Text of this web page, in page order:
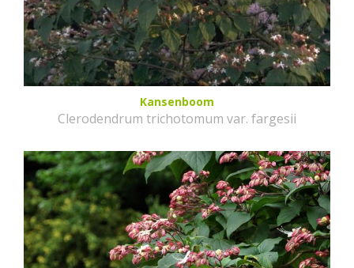
Kansenboom
Clerodendrum trichotomum var. fargesii